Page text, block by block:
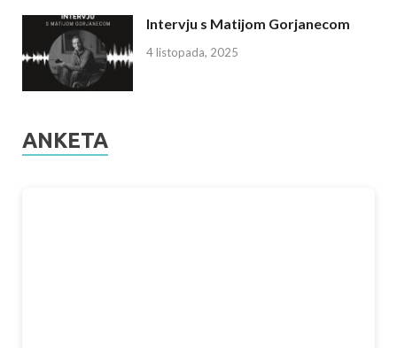
Intervju s Matijom Gorjanecom
4 listopada, 2025
ANKETA